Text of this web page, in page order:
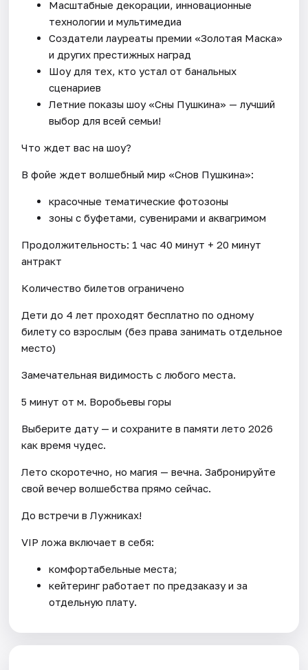
Масштабные декорации, инновационные
технологии и мультимедиа
Создатели лауреаты премии «Золотая Маска»
и других престижных наград
Шоу для тех, кто устал от банальных
сценариев
Летние показы шоу «Сны Пушкина» — лучший
выбор для всей семьи!
Что ждет вас на шоу?
В фойе ждет волшебный мир «Снов Пушкина»:
красочные тематические фотозоны
зоны с буфетами, сувенирами и аквагримом
Продолжительность: 1 час 40 минут + 20 минут
антракт
Количество билетов ограничено
Дети до 4 лет проходят бесплатно по одному
билету со взрослым (без права занимать отдельное
место)
Замечательная видимость с любого места.
5 минут от м. Воробьевы горы
Выберите дату — и сохраните в памяти лето 2026
как время чудес.
Лето скоротечно, но магия — вечна. Забронируйте
свой вечер волшебства прямо сейчас.
До встречи в Лужниках!
VIP ложа включает в себя:
комфортабельные места;
кейтеринг работает по предзаказу и за
отдельную плату.